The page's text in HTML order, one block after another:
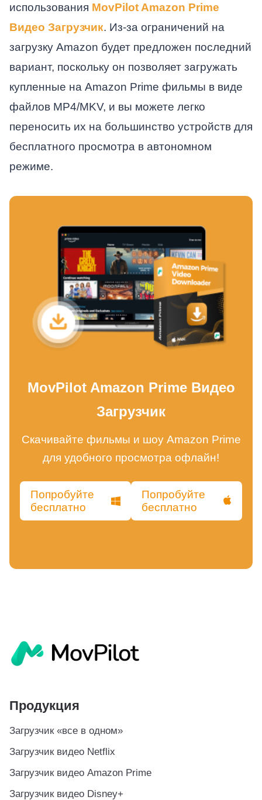
использования MovPilot Amazon Prime
Видео Загрузчик. Из-за ограничений на
загрузку Amazon будет предложен последний
вариант, поскольку он позволяет загружать
купленные на Amazon Prime фильмы в виде
файлов MP4/MKV, и вы можете легко
переносить их на большинство устройств для
бесплатного просмотра в автономном
режиме.
MovPilot Amazon Prime Видео
Загрузчик
Скачивайте фильмы и шоу Amazon Prime
для удобного просмотра офлайн!
Попробуйте
бесплатно
Попробуйте
бесплатно
Продукция
Загрузчик «все в одном»
Загрузчик видео Netflix
Загрузчик видео Amazon Prime
Загрузчик видео Disney+